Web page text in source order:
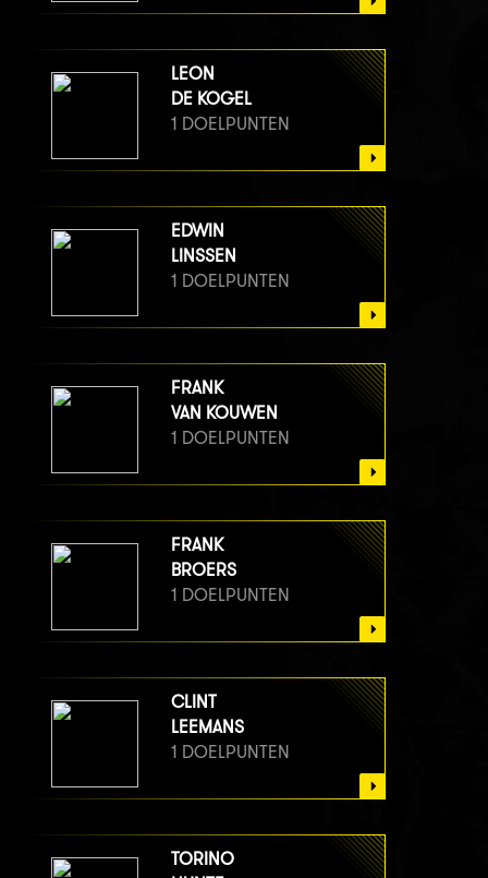
LEON
DE KOGEL
1 DOELPUNTEN
EDWIN
LINSSEN
1 DOELPUNTEN
FRANK
VAN KOUWEN
1 DOELPUNTEN
FRANK
BROERS
1 DOELPUNTEN
CLINT
LEEMANS
1 DOELPUNTEN
TORINO